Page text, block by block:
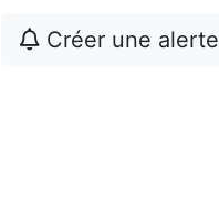
Créer une alerte